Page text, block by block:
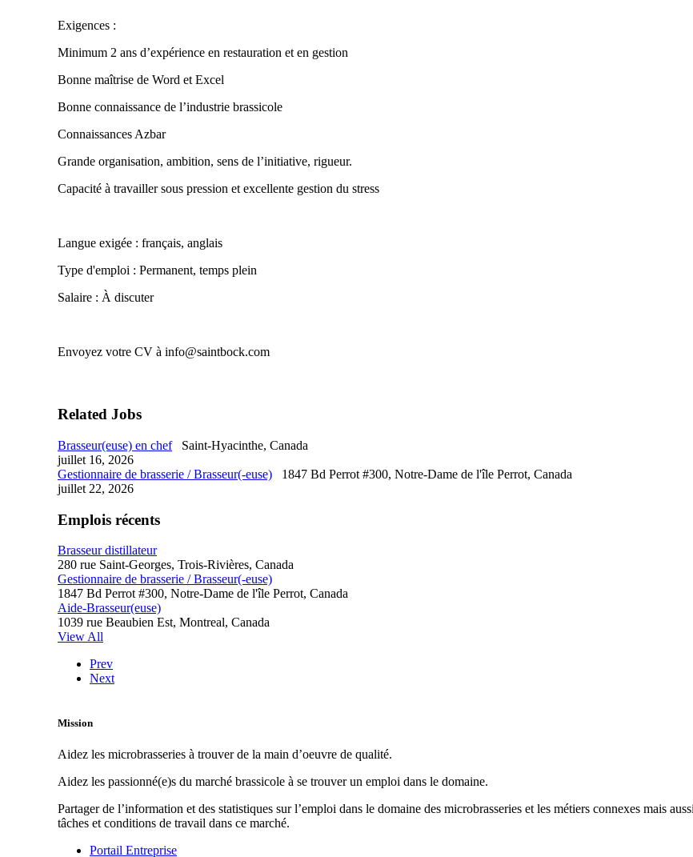
Exigences :
Minimum 2 ans d’expérience en restauration et en gestion
Bonne maîtrise de Word et Excel
Bonne connaissance de l’industrie brassicole
Connaissances Azbar
Grande organisation, ambition, sens de l’initiative, rigueur.
Capacité à travailler sous pression et excellente gestion du stress
Langue exigée : français, anglais
Type d'emploi : Permanent, temps plein
Salaire : À discuter
Envoyez votre CV à info@saintbock.com
Related Jobs
Brasseur(euse) en chef
Saint-Hyacinthe, Canada
juillet 16, 2026
Gestionnaire de brasserie / Brasseur(-euse)
1847 Bd Perrot #300, Notre-Dame de l'île Perrot, Canada
juillet 22, 2026
Emplois récents
Brasseur distillateur
280 rue Saint-Georges, Trois-Rivières, Canada
Gestionnaire de brasserie / Brasseur(-euse)
1847 Bd Perrot #300, Notre-Dame de l'île Perrot, Canada
Aide-Brasseur(euse)
1039 rue Beaubien Est, Montreal, Canada
View All
Prev
Next
Mission
Aidez les microbrasseries à trouver de la main d’oeuvre de qualité.
Aidez les passionné(e)s du marché brassicole à se trouver un emploi dans le domaine.
Partager de l’information et des statistiques sur l’emploi dans le domaine des microbrasseries et les métiers connexes mais
tâches et conditions de travail dans ce marché.
Portail Entreprise